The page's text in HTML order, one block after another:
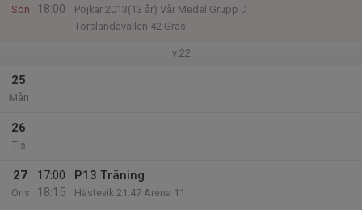
Sön
18:00
Pojkar 2013(13 år) Vår Medel Grupp D
Torslandavallen 42 Gräs
v.22
25
Mån
26
Tis
27
Ons
17:00
18:15
P13 Träning
Hästevik 21:47 Arena 11